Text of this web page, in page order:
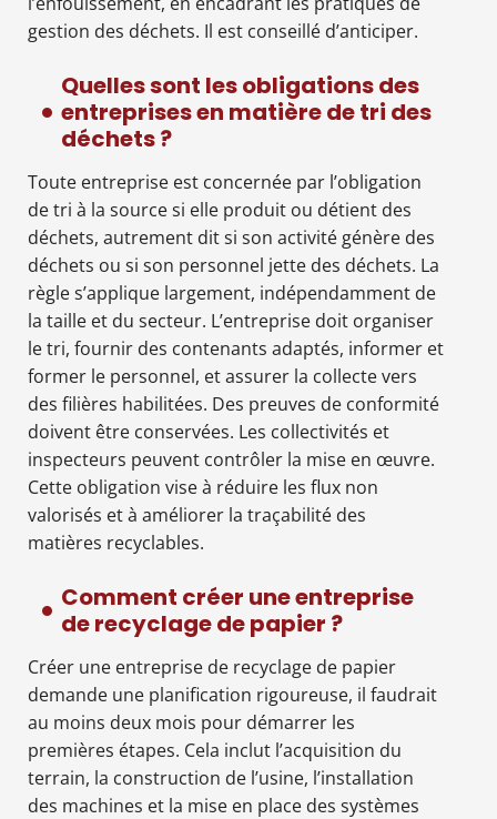
gestion des déchets. Il est conseillé d’anticiper.
Quelles sont les obligations des
entreprises en matière de tri des
déchets ?
Toute entreprise est concernée par l’obligation
de tri à la source si elle produit ou détient des
déchets, autrement dit si son activité génère des
déchets ou si son personnel jette des déchets. La
règle s’applique largement, indépendamment de
la taille et du secteur. L’entreprise doit organiser
le tri, fournir des contenants adaptés, informer et
former le personnel, et assurer la collecte vers
des filières habilitées. Des preuves de conformité
doivent être conservées. Les collectivités et
inspecteurs peuvent contrôler la mise en œuvre.
Cette obligation vise à réduire les flux non
valorisés et à améliorer la traçabilité des
matières recyclables.
Comment créer une entreprise
de recyclage de papier ?
Créer une entreprise de recyclage de papier
demande une planification rigoureuse, il faudrait
au moins deux mois pour démarrer les
premières étapes. Cela inclut l’acquisition du
terrain, la construction de l’usine, l’installation
des machines et la mise en place des systèmes